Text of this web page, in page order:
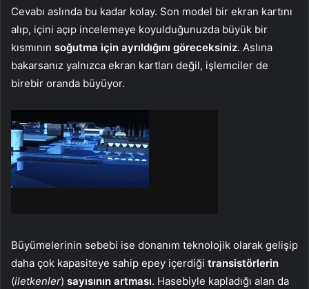
Cevabı aslında bu kadar kolay. Son model bir ekran kartını
alıp, içini açıp incelemeye koyulduğunuzda büyük bir
kısmının soğutma için ayrıldığını göreceksiniz. Aslına
bakarsanız yalnızca ekran kartları değil, işlemciler de
birebir oranda büyüyor.
Büyümelerinin sebebi ise donanım teknolojik olarak gelişip
daha çok kapasiteye sahip epey içerdiği transistörlerin
(iletkenler) sayısının artması. Hasebiyle kapladığı alan da